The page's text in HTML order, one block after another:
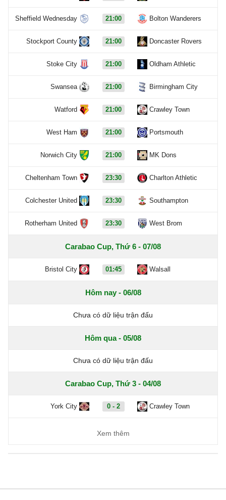
Sheffield Wednesday 21:00 Bolton Wanderers
Stockport County 21:00 Doncaster Rovers
Stoke City 21:00 Oldham Athletic
Swansea 21:00 Birmingham City
Watford 21:00 Crawley Town
West Ham 21:00 Portsmouth
Norwich City 21:00 MK Dons
Cheltenham Town 23:30 Charlton Athletic
Colchester United 23:30 Southampton
Rotherham United 23:30 West Brom
Carabao Cup, Thứ 6 - 07/08
Bristol City 01:45 Walsall
Hôm nay - 06/08
Chưa có dữ liệu trận đấu
Hôm qua - 05/08
Chưa có dữ liệu trận đấu
Carabao Cup, Thứ 3 - 04/08
York City 0 - 2 Crawley Town
Xem thêm